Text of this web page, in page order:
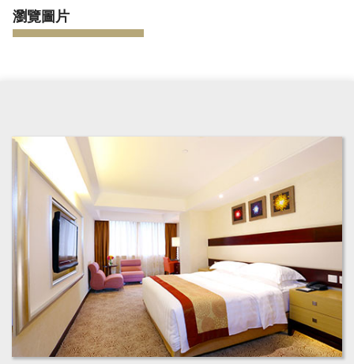
瀏覽圖片